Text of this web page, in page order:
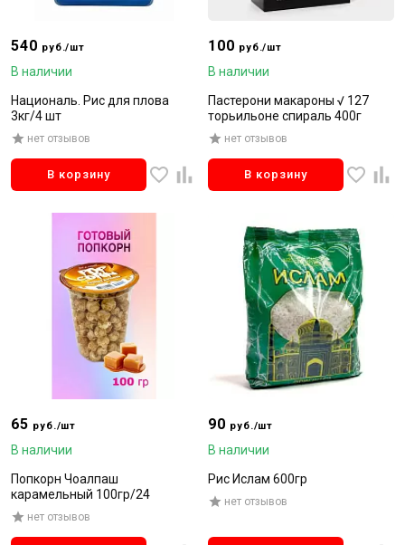
540 руб./шт
В наличии
Националь. Рис для плова
3кг/4 шт
нет отзывов
В корзину
100 руб./шт
В наличии
Пастерони макароны √ 127
торьильоне спираль 400г
нет отзывов
В корзину
65 руб./шт
В наличии
Попкорн Чоалпаш
карамельный 100гр/24
нет отзывов
90 руб./шт
В наличии
Рис Ислам 600гр
нет отзывов